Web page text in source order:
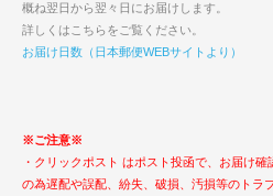
概ね翌日から翌々日にお届けします。
詳しくはこちらをご覧ください。
お届け日数（日本郵便WEBサイトより）
※ご注意※
・クリックポスト はポスト投函で、お届け
の為遅配や誤配、紛失、破損、汚損等のトラ